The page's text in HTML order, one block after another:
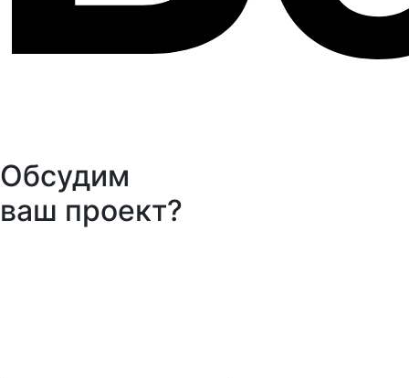
Обсудим
ваш проект?